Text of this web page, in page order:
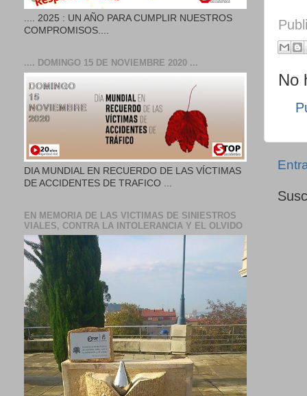
No
.... 2025 : UN AÑO PARA CUMPLIR NUESTROS
COMPROMISOS....
.... DOMINGO 15 DE NOVIEMBRE 2020 ...
DIA MUNDIAL EN RECUERDO DE LAS VÍCTIMAS
DE ACCIDENTES DE TRAFICO ...
EN MEMORIA DE LAS VICTIMAS DE SINIESTROS
VIALES, CONTRA LA INTOLERANCIA Y EL OLVIDO